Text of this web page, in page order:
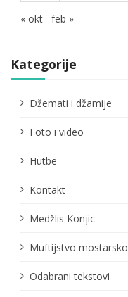
« okt feb »
Kategorije
Džemati i džamije
Foto i video
Hutbe
Kontakt
Medžlis Konjic
Muftijstvo mostarsko
Odabrani tekstovi